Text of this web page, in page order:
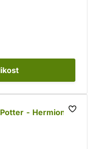
- Hermiona